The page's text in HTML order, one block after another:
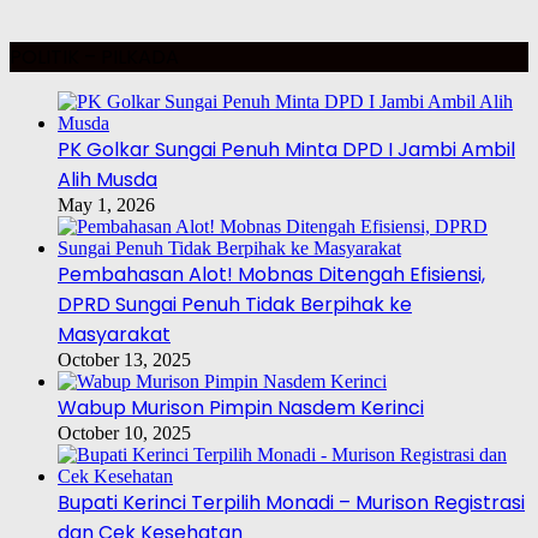
PK Golkar Sungai Penuh Minta DPD I Jambi Ambil
Alih Musda
May 1, 2026
Pembahasan Alot! Mobnas Ditengah Efisiensi,
DPRD Sungai Penuh Tidak Berpihak ke
Masyarakat
October 13, 2025
Wabup Murison Pimpin Nasdem Kerinci
October 10, 2025
Bupati Kerinci Terpilih Monadi – Murison Registrasi